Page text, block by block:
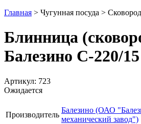
Главная > Чугунная посуда >
Блинница
Балезино С-220/15
Артикул: 723
Ожидается
Производитель
Балезино (ОАО
механический завод")